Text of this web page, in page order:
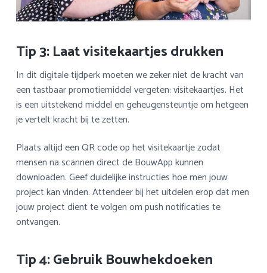
Tip 3: Laat visitekaartjes drukken
In dit digitale tijdperk moeten we zeker niet de kracht van
een tastbaar promotiemiddel vergeten: visitekaartjes. Het
is een uitstekend middel en geheugensteuntje om hetgeen
je vertelt kracht bij te zetten.
Plaats altijd een QR code op het visitekaartje zodat
mensen na scannen direct de BouwApp kunnen
downloaden. Geef duidelijke instructies hoe men jouw
project kan vinden. Attendeer bij het uitdelen erop dat men
jouw project dient te volgen om push notificaties te
ontvangen.
Tip 4: Gebruik Bouwhekdoeken